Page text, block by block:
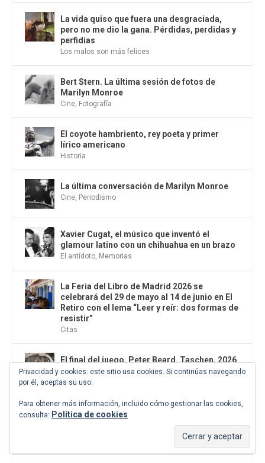
La vida quiso que fuera una desgraciada,
pero no me dio la gana. Pérdidas, perdidas y
perfidias
Los malos son más felices
Bert Stern. La última sesión de fotos de
Marilyn Monroe
Cine, Fotografía
El coyote hambriento, rey poeta y primer
lírico americano
Historia
La última conversación de Marilyn Monroe
Cine, Periodismo
Xavier Cugat, el músico que inventó el
glamour latino con un chihuahua en un brazo
El antídoto, Memorias
La Feria del Libro de Madrid 2026 se
celebrará del 29 de mayo al 14 de junio en El
Retiro con el lema “Leer y reír: dos formas de
resistir”
Citas
El final del juego. Peter Beard. Taschen, 2026
Fotografía
«Burdeles, picaderos y lupanares: la historia
secreta del deseo. El negocio y la doble
Privacidad y cookies: este sitio usa cookies. Si continúas navegando
por él, aceptas su uso.
Para obtener más información, incluido cómo gestionar las cookies,
consulta: Política de cookies